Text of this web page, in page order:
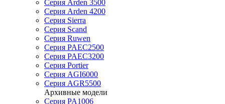
Серия Arden 3500
Серия Arden 4200
Серия Sierra
Серия Scand
Серия Ruwen
Серия PAEC2500
Серия PAEC3200
Серия Portier
Серия AGI6000
Серия AGR5500
Архивные модели
Серия PA1006